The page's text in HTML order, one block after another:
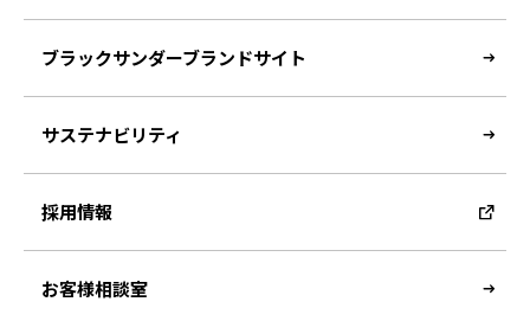
ブラックサンダーブランドサイト
サステナビリティ
採用情報
お客様相談室